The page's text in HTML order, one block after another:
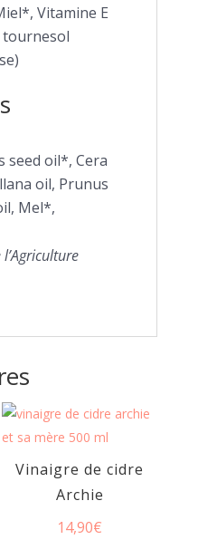
Vitamine E
tournesol
seed oil*, Cera
oil, Prunus
Mel*,
Vinaigre de cidre
Archie
14,90€